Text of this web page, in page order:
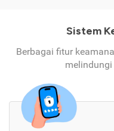
Sistem
Berbagai fitur